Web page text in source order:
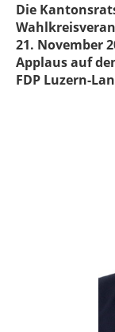
Die
21. November
Applaus auf
FDP Luzern-